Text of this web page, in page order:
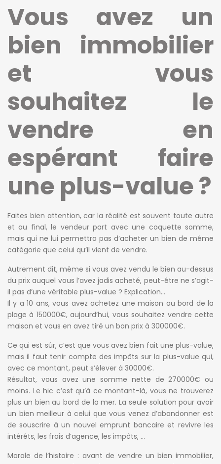
Vous avez un
bien immobilier
et vous
souhaitez le
vendre en
espérant faire
une plus-value ?
Faites bien attention, car la réalité est souvent toute autre
et au final, le vendeur part avec une coquette somme,
mais qui ne lui permettra pas d’acheter un bien de même
catégorie que celui qu’il vient de vendre.
Autrement dit, même si vous avez vendu le bien au-dessus
du prix auquel vous l’avez jadis acheté, peut-être ne s’agit-
il pas d’une véritable plus-value ? Explication…
Il y a 10 ans, vous avez achetez une maison au bord de la
plage à 150000€, aujourd’hui, vous souhaitez vendre cette
maison et vous en avez tiré un bon prix à 300000€.
Ce qui est sûr, c’est que vous avez bien fait une plus-value,
mais il faut tenir compte des impôts sur la plus-value qui,
avec ce montant, peut s’élever à 30000€.
Résultat, vous avez une somme nette de 270000€ ou
moins. Le hic c’est qu’à ce montant-là, vous ne trouverez
plus un bien au bord de la mer. La seule solution pour avoir
un bien meilleur à celui que vous venez d’abandonner est
de souscrire à un nouvel emprunt bancaire et revivre les
intérêts, les frais d’agence, les impôts, …
Morale de l’histoire : avant de vendre un bien immobilier,